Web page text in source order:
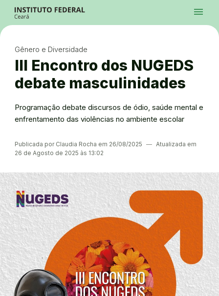
Ir para a busca
Ir para o menu principal
Ir para o conteúdo
Alto Contraste
Login da Área Administrativa
Acessibilidade
menu
InstagramTwitter/XFacebook
Gênero e Diversidade
III Encontro dos NUGEDS
debate masculinidades
Programação debate discursos de ódio, saúde mental e
enfrentamento das violências no ambiente escolar
Publicada por Claudia Rocha em 26/08/2025 ― Atualizada em
26 de Agosto de 2025 às 13:02